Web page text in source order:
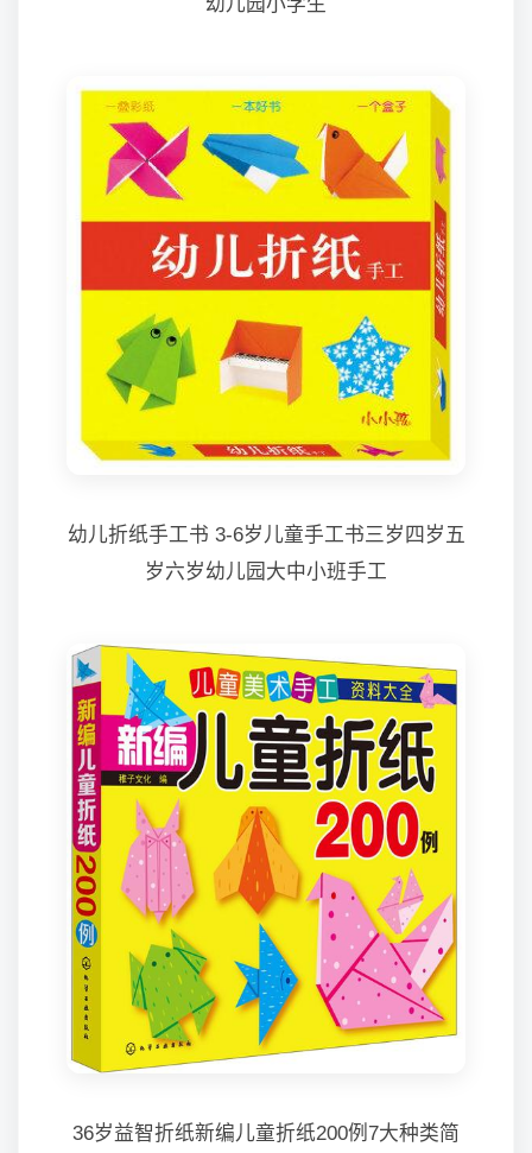
幼儿折纸手工书 3-6岁儿童手工书三岁四岁五
岁六岁幼儿园大中小班手工
36岁益智折纸新编儿童折纸200例7大种类简